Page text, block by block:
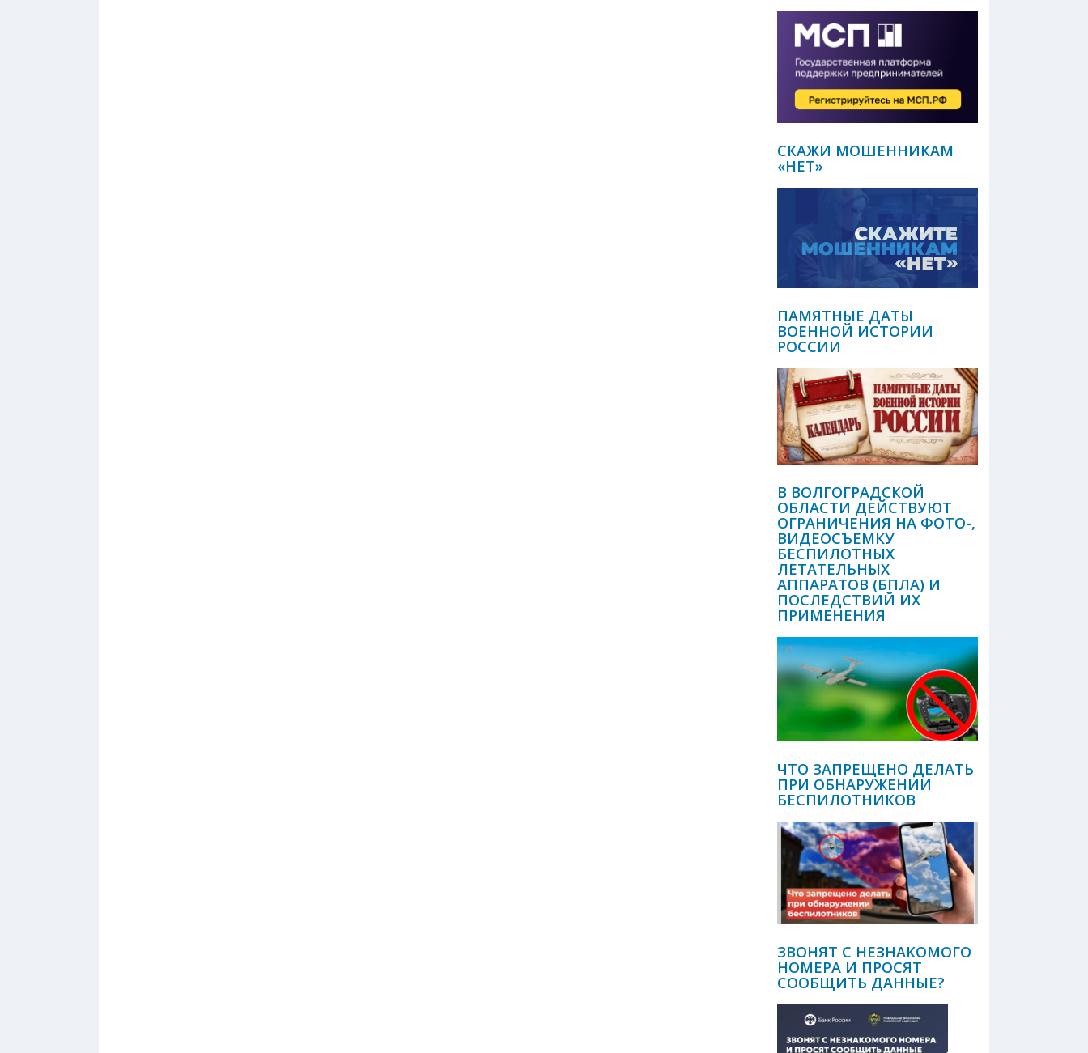
СКАЖИ МОШЕННИКАМ
«НЕТ»
ПАМЯТНЫЕ ДАТЫ
ВОЕННОЙ ИСТОРИИ
РОССИИ
В ВОЛГОГРАДСКОЙ
ОБЛАСТИ ДЕЙСТВУЮТ
ОГРАНИЧЕНИЯ НА ФОТО-,
ВИДЕОСЪЕМКУ
БЕСПИЛОТНЫХ
ЛЕТАТЕЛЬНЫХ
АППАРАТОВ (БПЛА) И
ПОСЛЕДСТВИЙ ИХ
ПРИМЕНЕНИЯ
ЧТО ЗАПРЕЩЕНО ДЕЛАТЬ
ПРИ ОБНАРУЖЕНИИ
БЕСПИЛОТНИКОВ
ЗВОНЯТ С НЕЗНАКОМОГО
НОМЕРА И ПРОСЯТ
СООБЩИТЬ ДАННЫЕ?